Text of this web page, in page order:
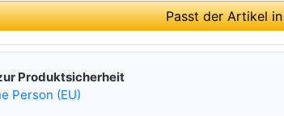
Passt der Artikel
Produktsicherheit
Person (EU)